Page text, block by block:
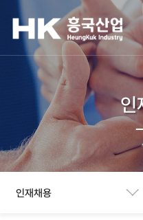
인
인재채용